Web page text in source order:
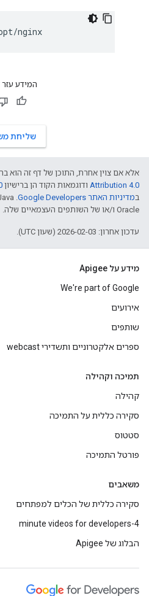
nginx
המידע עזר
שליחת
אלא אם צוין אחרת, התוכן של דף זה הוא
Attribution 4.0 ודוגמאות הקוד הן ברישיון
במדיניות האתר Google Developers‏
Oracle ו/או של השותפים העצמאיים שלה.
עדכון אחרון: 2026-02-03 (שעון UTC).
מידע על Apigee
We're part of Google
אירועים
שותפים
ספרים אלקטרוניים ותשדירי webcast
תמיכה וקהילה
קהילה
סקירה כללית על התמיכה
סטטוס
פורטל התמיכה
משאבים
סקירה כללית של הכלים למפתחים
4-minute videos for developers
הבלוג של Apigee